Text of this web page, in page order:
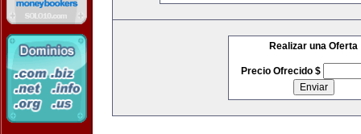
Realizar una Oferta
Precio Ofrecido $